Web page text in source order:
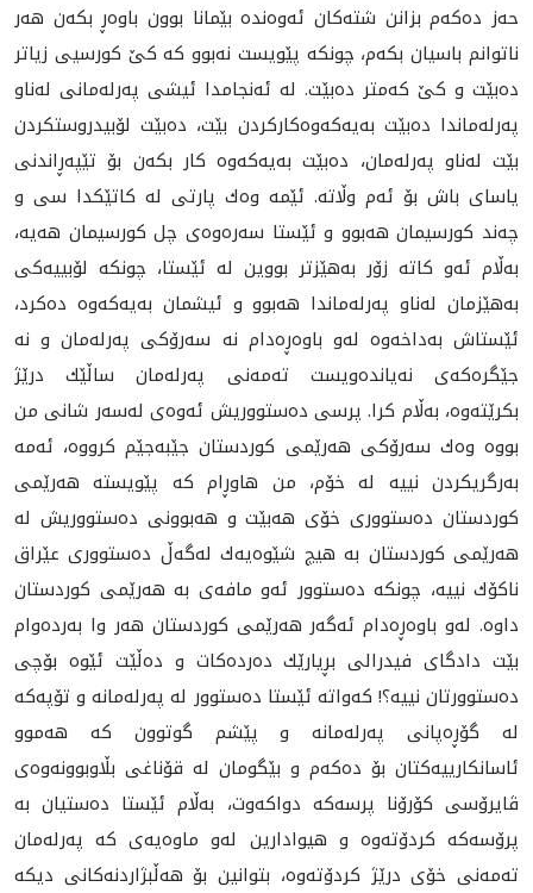
حه‌ز ده‌كه‌م بزانن شته‌كان ئه‌وه‌نده‌ بێمانا بوون باوه‌ڕ بكه‌ن‌ هه‌ر
ناتوانم باسیان بكه‌م، چونكه‌ پێویست نه‌بوو كه‌ كێ كورسيی زیاتر
ده‌بێت و كێ كه‌متر ده‌بێت. له‌ ئه‌نجامدا ئیشی په‌رله‌مانی له‌ناو
په‌رله‌ماندا ده‌بێت به‌یه‌كه‌وه‌كاركردن بێت، ده‌بێت لۆبیدروستكردن
بێت له‌ناو په‌رله‌مان، ده‌بێت به‌یه‌كه‌وه‌ كار بكه‌ن بۆ تێپه‌ڕاندنی
یاسای باش بۆ ئه‌م وڵاته‌. ئێمه‌ وه‌ك پارتی له‌ كاتێكدا سی و
چه‌ند كورسیمان هه‌بوو و ئێستا سه‌ره‌وه‌ی چل كورسیمان هه‌یه‌،
به‌ڵام ئه‌و كاته‌ زۆر به‌هێزتر بووین له‌ ئێستا، چونكه‌ لۆبییه‌كی
به‌هێزمان له‌ناو په‌رله‌ماندا هه‌بوو و ئیشمان به‌یه‌كه‌وه‌ ده‌كرد،
ئێستاش به‌داخه‌وه‌ له‌و باوه‌ڕه‌دام نه‌ سه‌رۆكی په‌رله‌مان و نه‌
جێگره‌كه‌ی نه‌یانده‌ویست ته‌مه‌نی په‌رله‌مان ساڵێك درێژ
بكرێته‌وه‌، به‌ڵام كرا. پرسی ده‌ستووریش ئه‌وه‌ی له‌سه‌ر شانی من
بووه‌ وه‌ك سه‌رۆكی هه‌رێمی كوردستان جێبه‌جێم كرووه،‌ ئه‌مه‌
به‌رگريكردن نییه‌ له‌ خۆم، من هاوڕام كه‌ پێویسته‌ هه‌رێمی
كوردستان ده‌ستووری خۆی هه‌بێت و هه‌بوونی ده‌ستووریش له‌
هه‌رێمی كوردستان به‌ هیچ شێوه‌یه‌ك له‌گه‌ڵ ده‌ستووری عێراق
ناكۆك نییه‌، چونكه‌ ده‌ستوور ئه‌و مافه‌ی به‌ هه‌رێمی كوردستان
داوه‌. له‌و باوه‌ڕه‌دام ئه‌گه‌ر هه‌رێمی كوردستان هه‌ر وا به‌رده‌وام
بێت دادگای فیدرالی بڕیارێك ده‌رده‌كات و ده‌ڵێت ئێوه‌ بۆچى
ده‌ستوورتان نییه‌؟! كه‌واته‌ ئێستا ده‌ستوور له‌ په‌رله‌مانه‌ و تۆپه‌كه‌
له‌ گۆڕه‌پانی په‌رله‌مانه‌ و پێشم گوتوون كه‌ هه‌موو
ئاسانكارییه‌كتان بۆ ده‌كه‌م و بێگومان له‌ قۆناغی بڵاوبوونه‌وه‌ی
ڤایرۆسی كۆرۆنا پرسه‌كه‌ دواكه‌وت، به‌ڵام ئێستا ده‌ستیان به‌
پرۆسه‌كه‌ كردۆته‌وه‌ و هیوادارین له‌و ماوه‌یه‌‌ی كه‌ په‌رله‌مان
ته‌مه‌نی خۆی درێژ كردۆته‌وه‌، بتوانین بۆ هه‌ڵبژاردنه‌كانی دیكه‌